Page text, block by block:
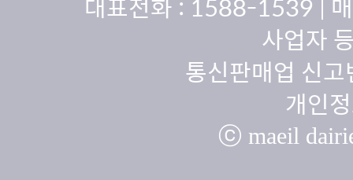
사업자
통신판매업 신
개인
ⓒ maeil